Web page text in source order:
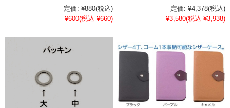
定価: ¥880(税込)
¥600(税込 ¥660)
定価: ¥4,378(税込)
¥3,580(税込 ¥3,938)